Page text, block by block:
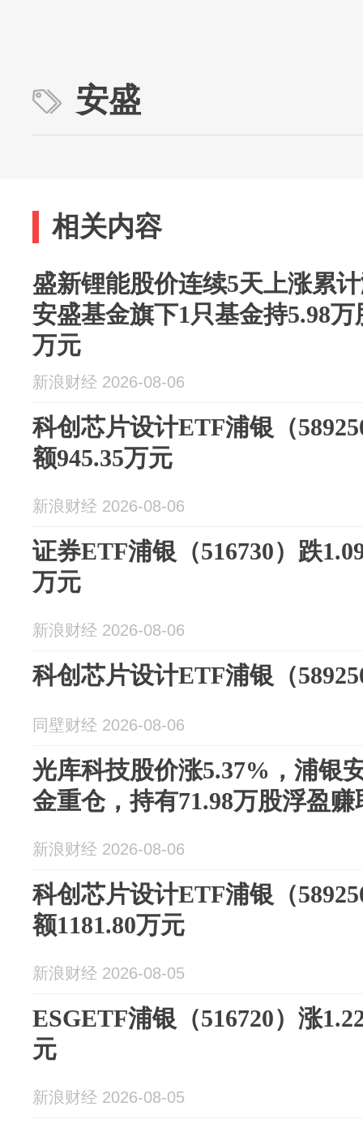
安盛
相关内容
盛新锂能股价连续5天上涨累
安盛基金旗下1只基金持5.98
万元
新浪财经 2026-08-06
科创芯片设计ETF浦银（
额945.35万元
新浪财经 2026-08-06
证券ETF浦银（516730）跌
万元
新浪财经 2026-08-06
科创芯片设计ETF浦银（
同壁财经 2026-08-06
光库科技股价涨5.37%，浦银
金重仓，持有71.98万股浮盈赚
新浪财经 2026-08-06
科创芯片设计ETF浦银（
额1181.80万元
新浪财经 2026-08-05
ESGETF浦银（516720）涨
元
新浪财经 2026-08-05